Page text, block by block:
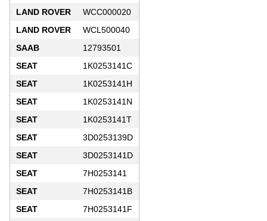
LAND ROVER
WCC000020
LAND ROVER
WCL500040
SAAB
12793501
SEAT
1K0253141C
SEAT
1K0253141H
SEAT
1K0253141N
SEAT
1K0253141T
SEAT
3D0253139D
SEAT
3D0253141D
SEAT
7H0253141
SEAT
7H0253141B
SEAT
7H0253141F